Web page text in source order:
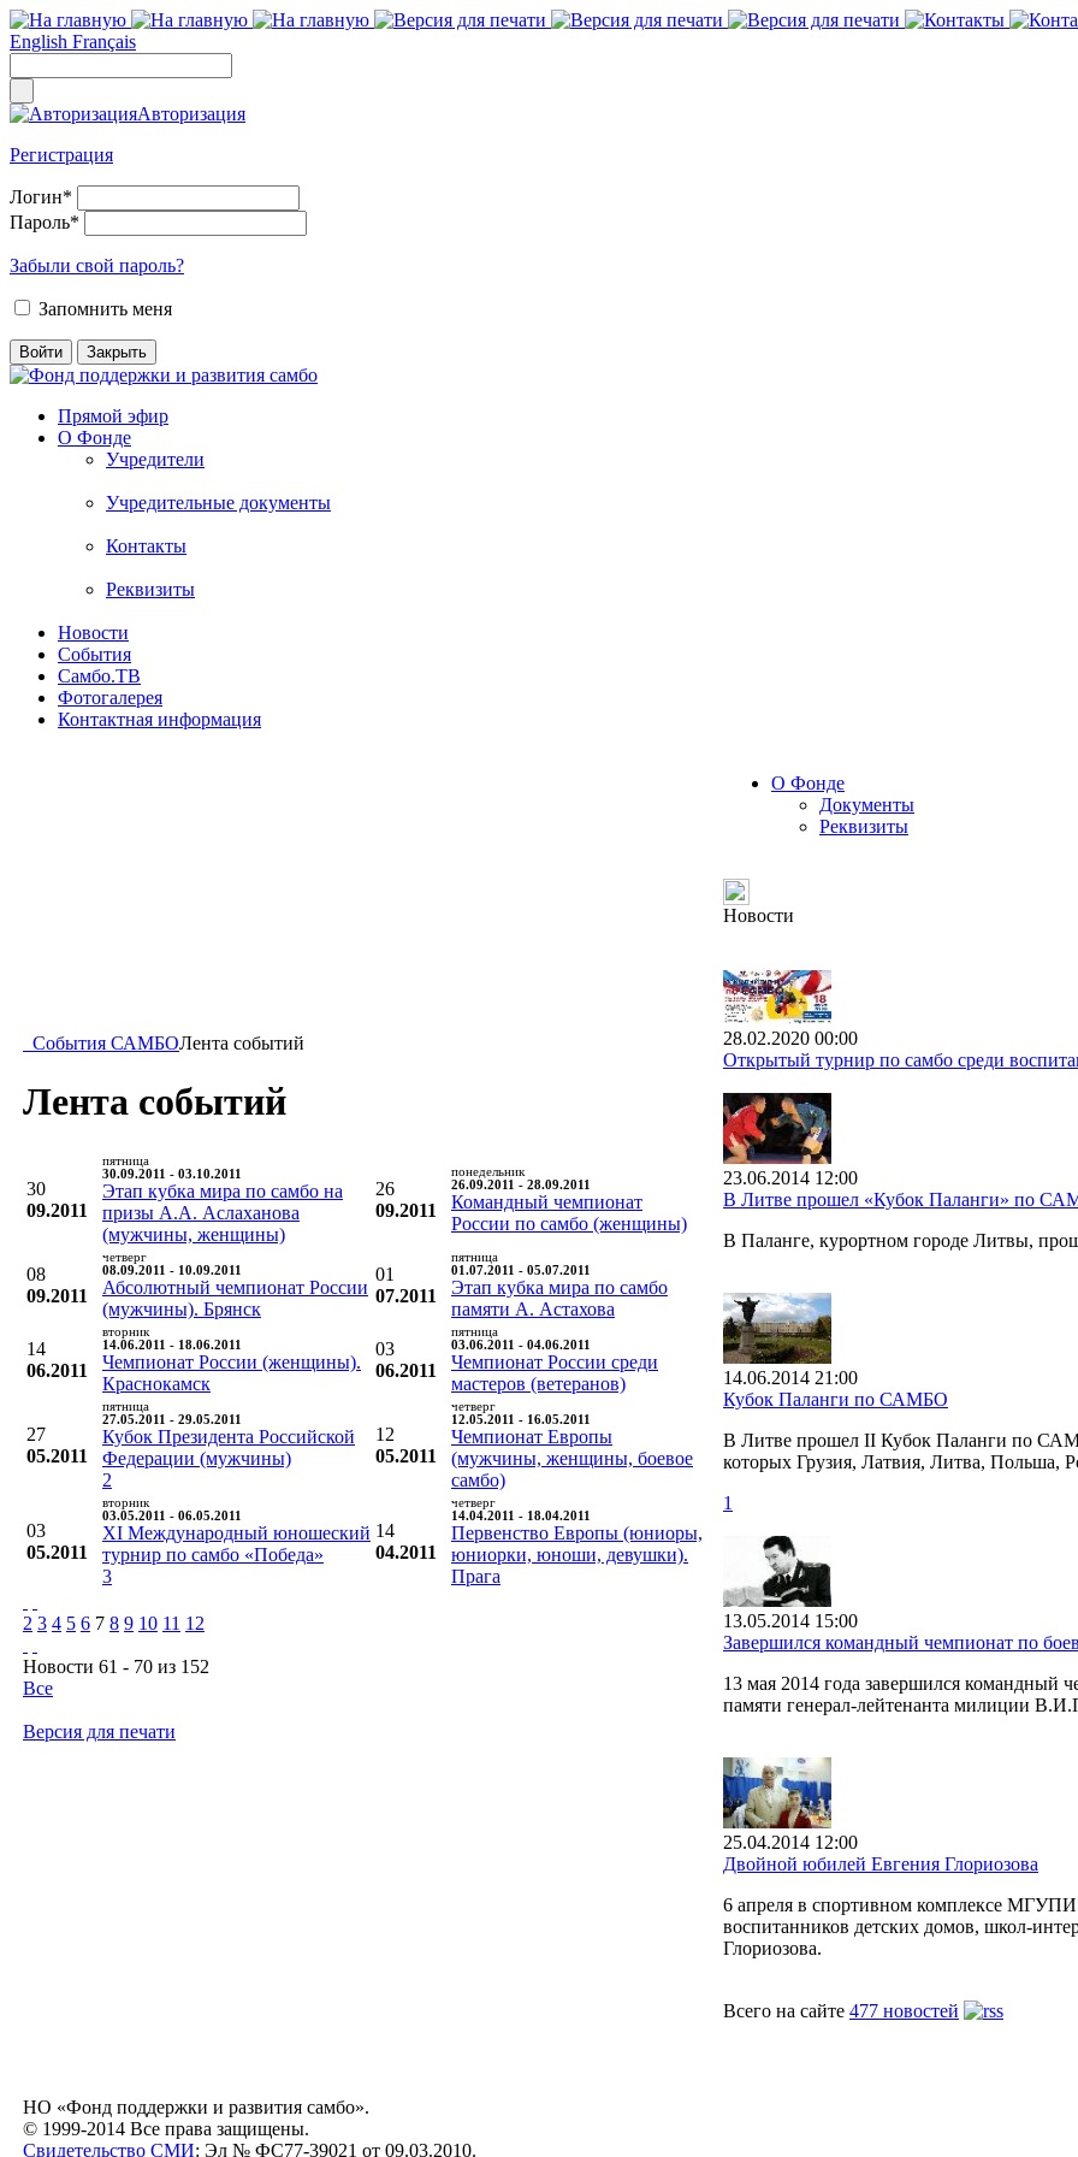
English Français
Авторизация
Регистрация
Логин*
Пароль*
Забыли свой пароль?
Запомнить меня
Прямой эфир
О Фонде
Учредители
Учредительные документы
Контакты
Реквизиты
Новости
События
Самбо.ТВ
Фотогалерея
Контактная информация
События САМБОЛента событий
Лента событий
30
09.2011
пятница
30.09.2011 - 03.10.2011
Этап кубка мира по самбо на
призы А.А. Аслаханова
(мужчины, женщины)
26
09.2011
понедельник
26.09.2011 - 28.09.2011
Командный чемпионат
России по самбо (женщины)
08
09.2011
четверг
08.09.2011 - 10.09.2011
Абсолютный чемпионат России
(мужчины). Брянск
01
07.2011
пятница
01.07.2011 - 05.07.2011
Этап кубка мира по самбо
памяти А. Астахова
14
06.2011
вторник
14.06.2011 - 18.06.2011
Чемпионат России (женщины).
Краснокамск
03
06.2011
пятница
03.06.2011 - 04.06.2011
Чемпионат России среди
мастеров (ветеранов)
27
05.2011
пятница
27.05.2011 - 29.05.2011
Кубок Президента Российской
Федерации (мужчины)
2
12
05.2011
четверг
12.05.2011 - 16.05.2011
Чемпионат Европы
(мужчины, женщины, боевое
самбо)
03
05.2011
вторник
03.05.2011 - 06.05.2011
XI Международный юношеский
турнир по самбо «Победа»
3
14
04.2011
четверг
14.04.2011 - 18.04.2011
Первенство Европы (юниоры,
юниорки, юноши, девушки).
Прага
2 3 4 5 6 7 8 9 10 11 12
Новости 61 - 70 из 152
Все
Версия для печати
О Фонде
Документы
Реквизиты
Новости
28.02.2020 00:00
Открытый турнир по самбо среди
23.06.2014 12:00
В Литве прошел «Кубок Паланги» по
В Паланге, курортном городе Литвы,
14.06.2014 21:00
Кубок Паланги по САМБО
В Литве прошел II Кубок Паланги по
которых Грузия, Латвия, Литва, Польша,
1
13.05.2014 15:00
Завершился командный чемпионат по
13 мая 2014 года завершился
памяти генерал-лейтенанта милиции
25.04.2014 12:00
Двойной юбилей Евгения Глориозова
6 апреля в спортивном комплексе МГУПИ
воспитанников детских домов, школ-
Глориозова.
Всего на сайте 477 новостей
НО «Фонд поддержки и развития самбо».
© 1999-2014 Все права защищены.
Свидетельство СМИ: Эл № ФС77-39021 от 09.03.2010.